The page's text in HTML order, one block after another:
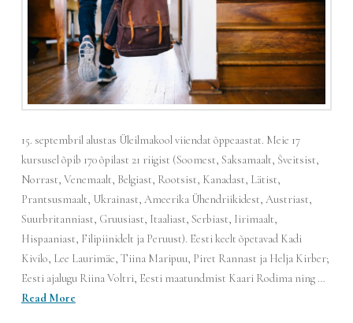
15. septembril alustas Üleilmakool viiendat õppeaastat. Meie 17
kursusel õpib 170 õpilast 21 riigist (Soomest, Saksamaalt, Šveitsist,
Norrast, Venemaalt, Belgiast, Rootsist, Kanadast, Lätist,
Prantsusmaalt, Ukrainast, Ameerika Ühendriikidest, Austriast,
Suurbritanniast, Gruusiast, Itaaliast, Serbiast, Iirimaalt,
Hispaaniast, Filipiinidelt ja Peruust). Eesti keelt õpetavad Kadi
Kivilo, Lee Laurimäe, Tiina Maripuu, Piret Rannast ja Helja Kirber;
Eesti ajalugu Riina Voltri, Eesti maatundmist Kaari Rodima ning …
Read More